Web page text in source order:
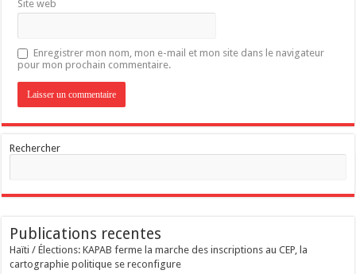
Site web
Enregistrer mon nom, mon e-mail et mon site dans le navigateur
pour mon prochain commentaire.
Rechercher
Publications recentes
Haïti / Élections: KAPAB ferme la marche des inscriptions au CEP, la
cartographie politique se reconfigure